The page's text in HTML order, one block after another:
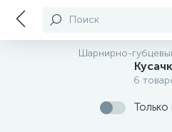
Поиск
Шарнирно-
6
Только